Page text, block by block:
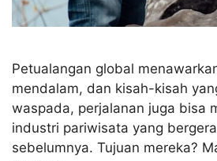
Petualangan global
mendalam, dan kisah-kisah
waspada, perjalanan juga bisa
industri pariwisata yang
sebelumnya. Tujuan mereka?